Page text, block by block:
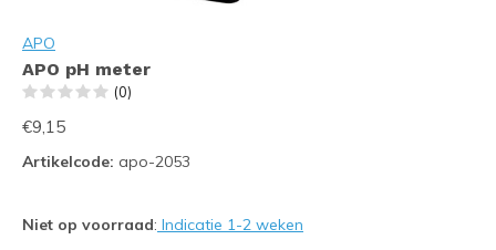
APO
APO pH meter
(0)
€9,15
Artikelcode: apo-2053
Niet op voorraad: Indicatie 1-2 weken